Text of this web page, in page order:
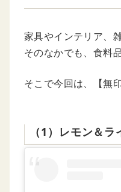
家具やインテリア、
そのなかでも、食料
そこで今回は、【無
（1）レモン＆